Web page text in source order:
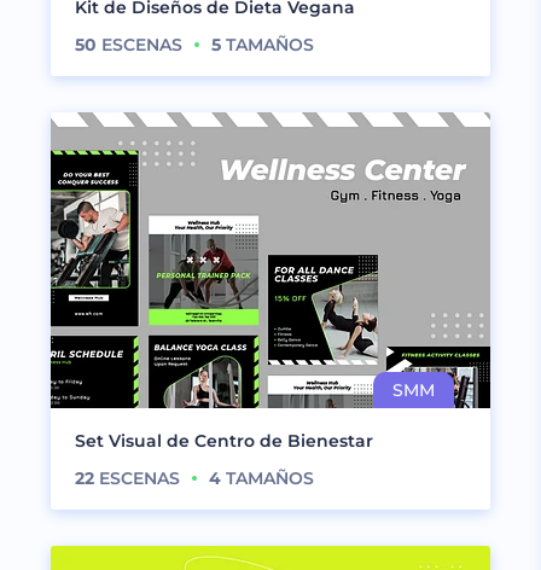
Kit de Diseños de Dieta Vegana
50 ESCENAS 5 TAMAÑOS
Set Visual de Centro de Bienestar
22 ESCENAS 4 TAMAÑOS